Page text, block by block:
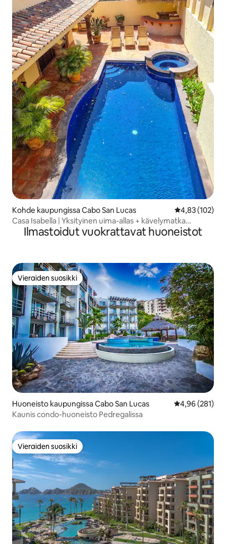
Kohde kaupungissa Cabo San Lucas
4,83 (102)
Casa Isabella | Yksityinen uima-allas + kävelymatka
venesatamaan
Ilmastoidut vuokrattavat huoneistot
Vieraiden suosikki
Vieraiden suosikki
Huoneisto kaupungissa Cabo San Lucas
4,96 (281)
Kaunis condo-huoneisto Pedregalissa
Vieraiden suosikki
Vieraiden suosikki